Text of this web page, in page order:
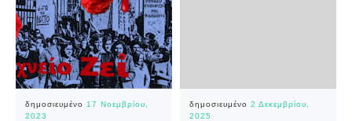
δημοσιευμένο
17 Νοεμβρίου,
2023
δημοσιευμένο 2 Δεκεμβρίου,
2025